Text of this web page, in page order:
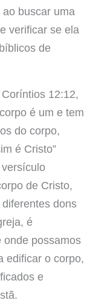
buscar uma
verificar se ela
de
12:12,
é um e tem
do corpo,
é Cristo”
de Cristo,
dons
é
onde possamos
edificar o corpo,
e